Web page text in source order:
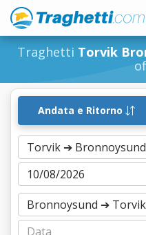
Traghetti Torvik
Andata e Ritorno